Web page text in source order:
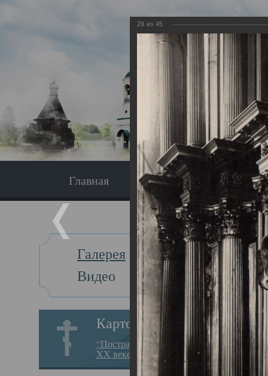
Главная Экскурсия
Галерея
Видео
Картотека
“Пострадавшие за веру в
XX веке на Севере”
Главная
29 из 45